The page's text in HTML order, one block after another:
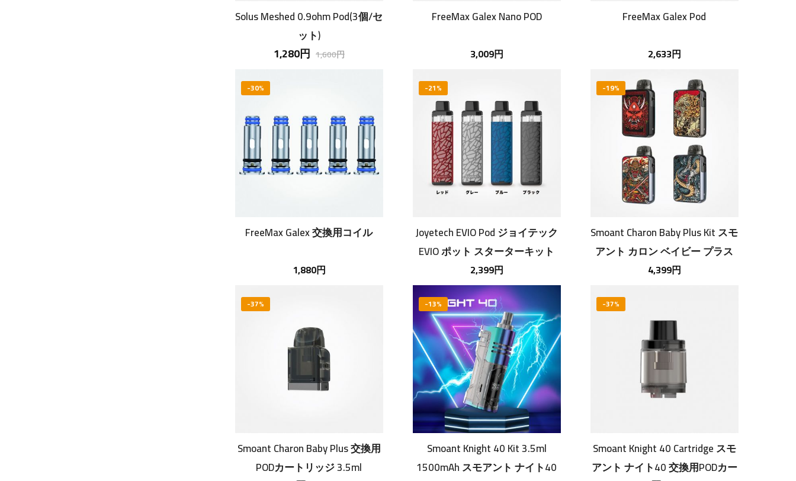
Solus Meshed 0.9ohm Pod(3個/セ
ット)
1,280円 1,600円
FreeMax Galex Nano POD
3,009円
FreeMax Galex Pod
2,633円
-30%
FreeMax Galex 交換用コイル
1,880円
-21%
Joyetech EVIO Pod ジョイテック
EVIO ポット スターターキット
2,399円
-19%
Smoant Charon Baby Plus Kit スモ
アント カロン ベイビー プラス
スターターキット
4,399円
-37%
Smoant Charon Baby Plus 交換用
PODカートリッジ 3.5ml
-13%
Smoant Knight 40 Kit 3.5ml
1500mAh スモアント ナイト40
-37%
Smoant Knight 40 Cartridge スモ
アント ナイト40 交換用PODカー